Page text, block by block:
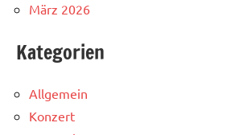
März 2026
Kategorien
Allgemein
Konzert